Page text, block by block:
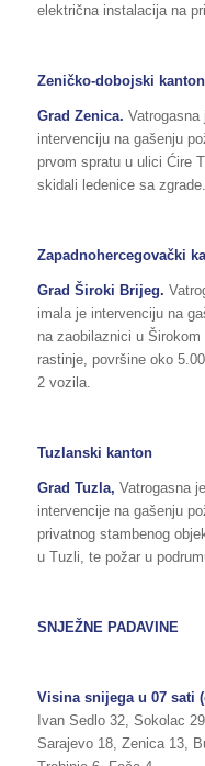
električna instalacija na
Zeničko-dobojski kanton
Grad Zenica. Vatrogasna
intervenciju na gašenju
prvom spratu u ulici Ćire
skidali ledenice sa zgrade.
Zapadnohercegovački
Grad Široki Brijeg.
imala je intervenciju na
na zaobilaznici u
rastinje, površine oko
2 vozila.
Tuzlanski kanton
Grad Tuzla, Vatrogasna
intervencije na gašenju
privatnog stambenog
u Tuzli, te požar u
SNJEŽNE PADAVINE
Visina snijega u 07 sati
Ivan Sedlo 32, Sokolac
Sarajevo 18, Zenica 13,